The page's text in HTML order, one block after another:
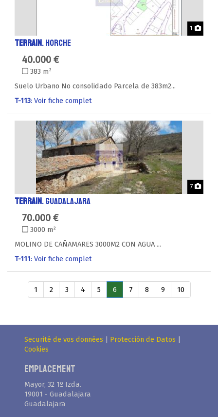
1
TERRAIN. HORCHE
40.000 €
383 m²
Suelo Urbano No consolidado Parcela de 383m2...
T-113: Voir fiche complet
7
TERRAIN. GUADALAJARA
70.000 €
3000 m²
MOLINO DE CAÑAMARES 3000M2 CON AGUA ...
T-111: Voir fiche complet
1 2 3 4 5 6 7 8 9 10
Securité de vos données | Protección de Datos |
Cookies
Emplacement
Mayor, 32 1º Izda.
19001 - Guadalajara
Guadalajara